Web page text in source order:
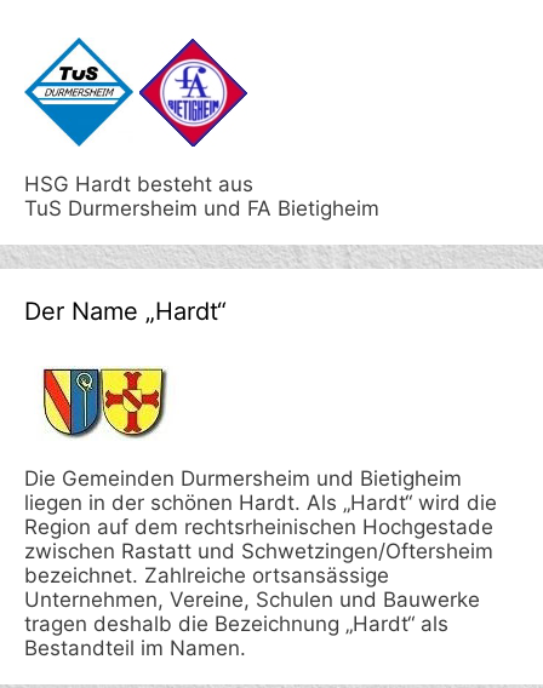
HSG Hardt besteht aus
TuS Durmersheim und FA Bietigheim
Der Name „Hardt“
Die Gemeinden Durmersheim und Bietigheim
liegen in der schönen Hardt. Als „Hardt“ wird die
Region auf dem rechtsrheinischen Hochgestade
zwischen Rastatt und Schwetzingen/Oftersheim
bezeichnet. Zahlreiche ortsansässige
Unternehmen, Vereine, Schulen und Bauwerke
tragen deshalb die Bezeichnung „Hardt“ als
Bestandteil im Namen.